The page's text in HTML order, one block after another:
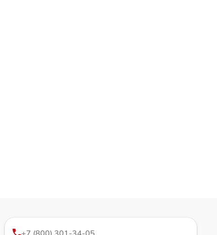
+7 (800) 301-34-05